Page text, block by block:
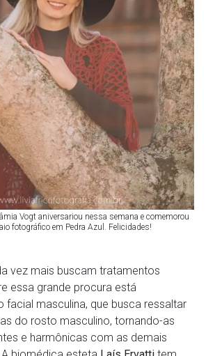
Vogt aniversariou nessa semana e comemorou
fotográfico em Pedra Azul. Felicidades!
vez mais buscam tratamentos
essa grande procura está
facial masculina, que busca ressaltar
do rosto masculino, tornando-as
e harmônicas com as demais